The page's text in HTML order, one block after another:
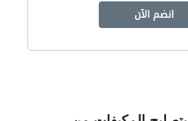
انضم الآن